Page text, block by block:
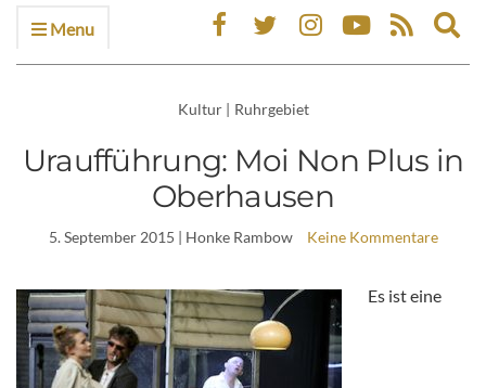
Menu
Kultur | Ruhrgebiet
Uraufführung: Moi Non Plus in
Oberhausen
5. September 2015 | Honke Rambow Keine Kommentare
Es ist eine